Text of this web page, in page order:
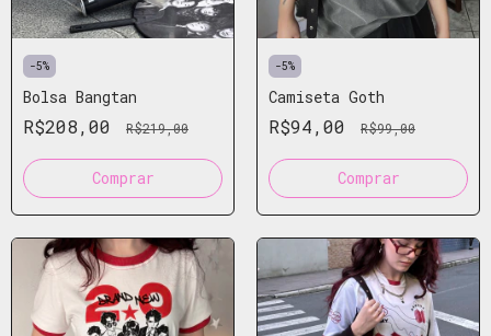
-5%
Bolsa Bangtan
R$208,00 R$219,00
Comprar
-5%
Camiseta Goth
R$94,00 R$99,00
Comprar